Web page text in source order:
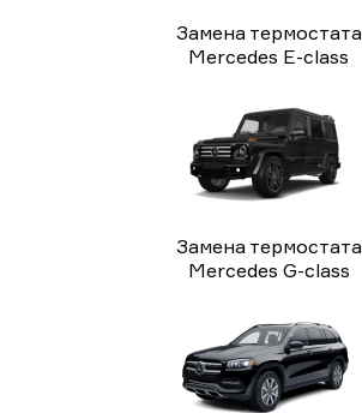
Замена термостата
Mercedes E-class
Замена термостата
Mercedes G-class